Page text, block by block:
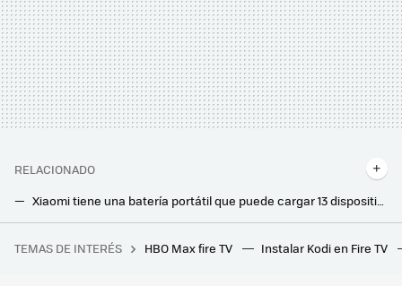
RELACIONADO
Xiaomi tiene una batería portátil que puede cargar 13 dispositivos a la vez y que además se puede cargar con paneles solares
Este potente acumulador modular de Bluetti, almacena electricidad para gastarla más tarde y dar luz a todos los aparatos de casa
Estamos cada vez más cerca de tener un ‘Bizum europeo’. La clave está en la interconexión entre plataformas
TEMAS DE INTERÉS HBO Max fire TV Instalar Kodi en Fire TV